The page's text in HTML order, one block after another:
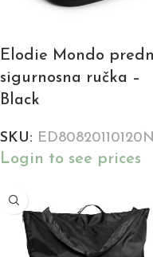
Elodie Mondo
sigurnosna ručka –
Black
SKU:
Login to see prices